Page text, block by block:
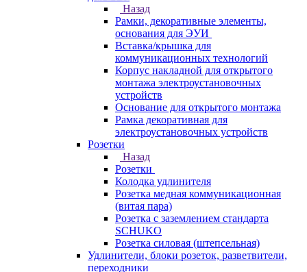
Назад
Рамки, декоративные элементы,
основания для ЭУИ
Вставка/крышка для
коммуникационных технологий
Корпус накладной для открытого
монтажа электроустановочных
устройств
Основание для открытого монтажа
Рамка декоративная для
электроустановочных устройств
Розетки
Назад
Розетки
Колодка удлинителя
Розетка медная коммуникационная
(витая пара)
Розетка с заземлением стандарта
SCHUKO
Розетка силовая (штепсельная)
Удлинители, блоки розеток, разветвители,
переходники